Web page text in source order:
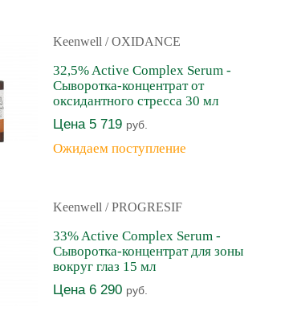
Keenwell / OXIDANCE
32,5% Active Complex Serum -
Сыворотка-концентрат от
оксидантного стресса 30 мл
Цена 5 719 руб.
Ожидаем поступление
Keenwell / PROGRESIF
33% Active Complex Serum -
Сыворотка-концентрат для зоны
вокруг глаз 15 мл
Цена 6 290 руб.